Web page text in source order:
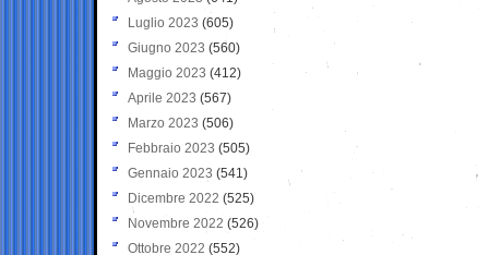
Luglio 2023 (605)
Giugno 2023 (560)
Maggio 2023 (412)
Aprile 2023 (567)
Marzo 2023 (506)
Febbraio 2023 (505)
Gennaio 2023 (541)
Dicembre 2022 (525)
Novembre 2022 (526)
Ottobre 2022 (552)